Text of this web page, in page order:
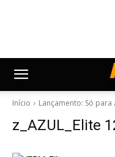
Início Lançamento: Só para
z_AZUL_Elite